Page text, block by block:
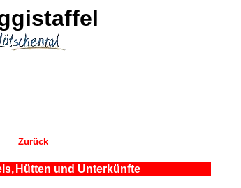
Zurück
Hütten und Unterkünfte